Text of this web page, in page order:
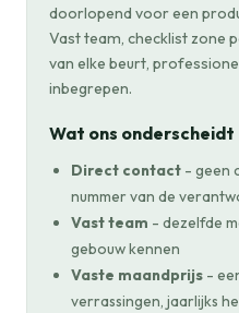
doorlopend voor een
Vast team, checklist zone
van elke beurt,
inbegrepen.
Wat ons onderscheidt
Direct contact - geen
nummer van de
Vast team - dezelfde
gebouw kennen
Vaste maandprijs -
verrassingen, jaarlijks